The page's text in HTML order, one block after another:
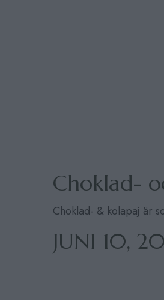
Choklad-
Choklad- & kolapaj är
JUNI 10,